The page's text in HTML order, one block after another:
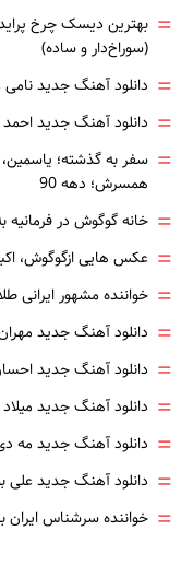
= بهترین دیسک چرخ
(سوراخ‌دار و ساده)
= دانلود آهنگ جدید
= دانلود آهنگ جدید
= سفر به گذشته؛ یاسمین،
همسرش؛ دهه 90
= خانه گوگوش در
= عکس هایی ازگوگوش،
= خواننده مشهور ایرانی
= دانلود آهنگ جدید
= دانلود آهنگ جدید
= دانلود آهنگ جدید
= دانلود آهنگ جدید مه
= دانلود آهنگ جدید علی
= خواننده سرشناس